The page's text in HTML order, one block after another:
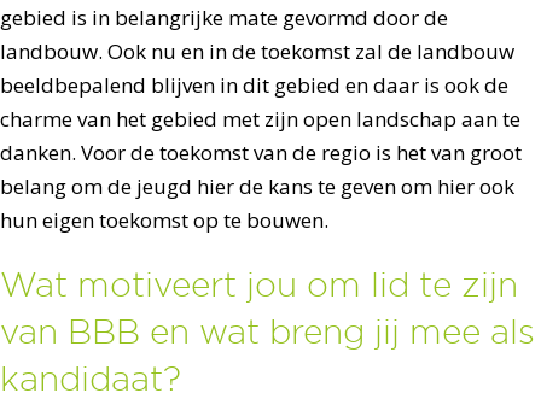
gebied is in belangrijke mate gevormd door de
landbouw. Ook nu en in de toekomst zal de landbouw
beeldbepalend blijven in dit gebied en daar is ook de
charme van het gebied met zijn open landschap aan te
danken. Voor de toekomst van de regio is het van groot
belang om de jeugd hier de kans te geven om hier ook
hun eigen toekomst op te bouwen.
Wat motiveert jou om lid te zijn
van BBB en wat breng jij mee als
kandidaat?